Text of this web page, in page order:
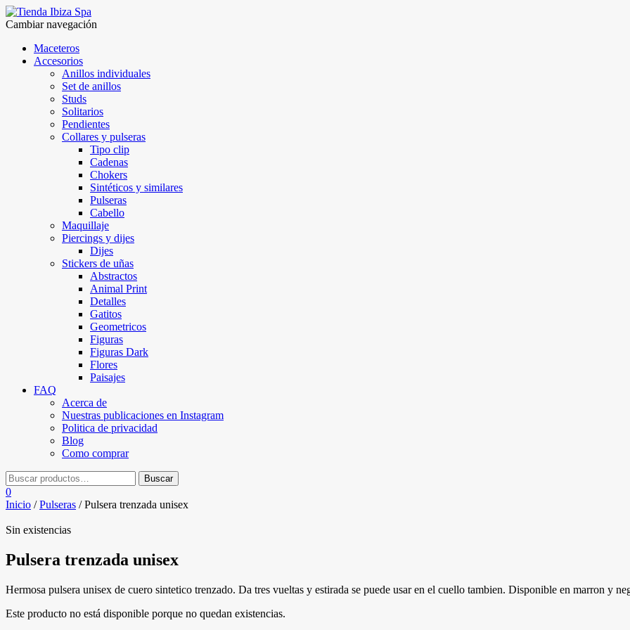
Cambiar navegación
Maceteros
Accesorios
Anillos individuales
Set de anillos
Studs
Solitarios
Pendientes
Collares y pulseras
Tipo clip
Cadenas
Chokers
Sintéticos y similares
Pulseras
Cabello
Maquillaje
Piercings y dijes
Dijes
Stickers de uñas
Abstractos
Animal Print
Detalles
Gatitos
Geometricos
Figuras
Figuras Dark
Flores
Paisajes
FAQ
Acerca de
Nuestras publicaciones en Instagram
Politica de privacidad
Blog
Como comprar
0
Inicio /Pulseras / Pulsera trenzada unisex
Sin existencias
Pulsera trenzada unisex
Hermosa pulsera unisex de cuero sintetico trenzado. Da tres vueltas y estirada se puede usar en el cuello tambien. Disponible en marron y
Este producto no está disponible porque no quedan existencias.